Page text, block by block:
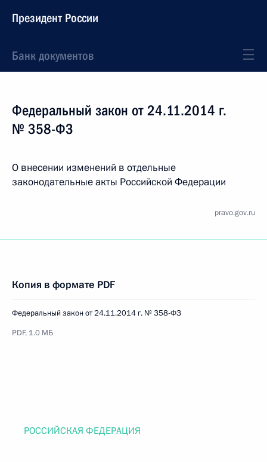
Президент России
Банк документов
Федеральный закон от 24.11.2014 г.
№ 358-ФЗ
О внесении изменений в отдельные
законодательные акты Российской Федерации
pravo.gov.ru
Копия в формате PDF
Федеральный закон от 24.11.2014 г. № 358-ФЗ
PDF, 1.0 МБ
РОССИЙСКАЯ ФЕДЕРАЦИЯ